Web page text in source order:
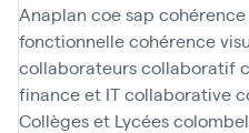
Anaplan coe sap
fonctionnellecohérence
collaborateurscollaboratif
finance et ITcollaborative
Collèges et Lycées